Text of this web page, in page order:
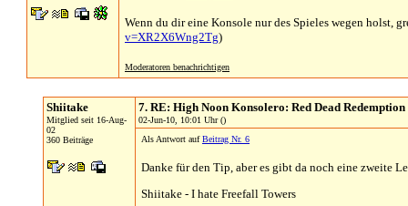
Wenn du dir eine Konsole nur des Spieles wegen holst,
v=XR2X6Wng2Tg)
Moderatoren benachrichtigen
Shiitake
Mitglied seit 16-Aug-
02
360 Beiträge
7. RE: High Noon Konsolero: Red Dead Redemption
02-Jun-10, 10:01 Uhr ()
Als Antwort aufBeitrag Nr. 6
Danke für den Tip, aber es gibt da noch eine zweite
Shiitake - I hate Freefall Towers